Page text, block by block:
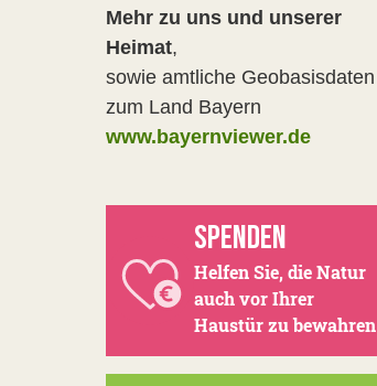
Mehr zu uns und unserer
Heimat,
sowie amtliche Geobasisdaten
zum Land Bayern
www.bayernviewer.de
SPENDEN
Helfen Sie, die Natur
auch vor Ihrer
Haustür zu bewahren